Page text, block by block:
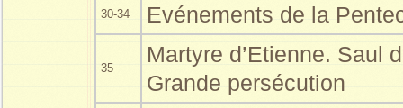
30-34 Evénements de la
35
Martyre d’Etienne. Saul
Grande persécution